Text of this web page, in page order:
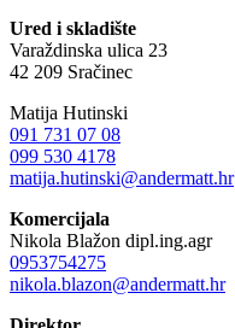
Ured i skladište
Varaždinska ulica 23
42 209 Sračinec
Matija Hutinski
091 731 07 08
099 530 4178
matija.hutinski@andermatt.hr
Komercijala
Nikola Blažon dipl.ing.agr
0953754275
nikola.blazon@andermatt.hr